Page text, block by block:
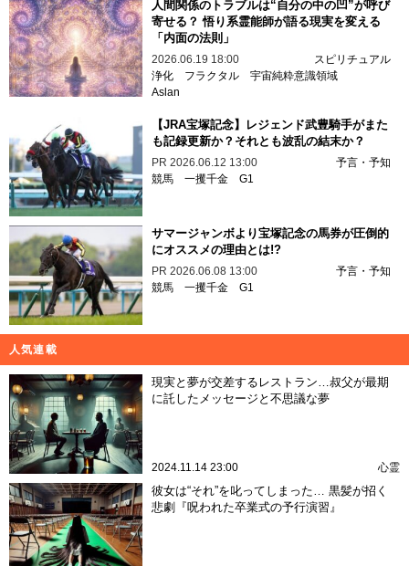
人間関係のトラブルは“自分の中の凹”が呼び
寄せる？ 悟り系霊能師が語る現実を変える
「内面の法則」
2026.06.19 18:00
スピリチュアル
浄化
フラクタル 宇宙純粋意識領域
Aslan
【JRA宝塚記念】レジェンド武豊騎手がまた
も記録更新か？それとも波乱の結末か？
PR 2026.06.12 13:00
予言・予知
競馬 一攫千金 G1
サマージャンボより宝塚記念の馬券が圧倒的
にオススメの理由とは!?
PR 2026.06.08 13:00
予言・予知
競馬 一攫千金 G1
人気連載
現実と夢が交差するレストラン…叔父が最期
に託したメッセージと不思議な夢
2024.11.14 23:00 心霊
彼女は“それ”を叱ってしまった… 黒髪が招く
悲劇『呪われた卒業式の予行演習』